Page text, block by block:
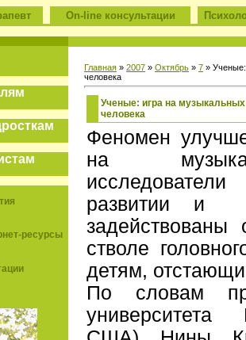
On-line консультации
ресурсы
Главная » 2007 » Октябрь » 7 »
человека
Ученые: игра на
человека
Феномен
на
развитии и
стволе
детям,
По словам
университета